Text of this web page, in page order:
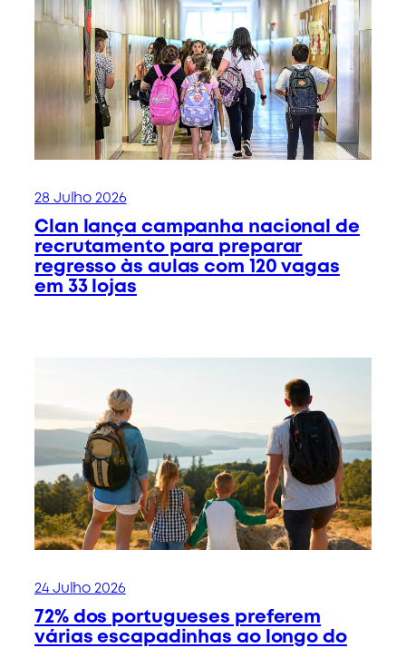
28 Julho 2026
Clan lança campanha nacional de
recrutamento para preparar
regresso às aulas com 120 vagas
em 33 lojas
24 Julho 2026
72% dos portugueses preferem
várias escapadinhas ao longo do